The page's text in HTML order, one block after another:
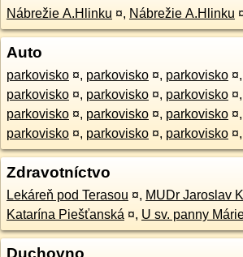
Nábrežie A.Hlinku ¤, Nábrežie A.Hlinku
Auto
parkovisko ¤, parkovisko ¤, parkovisko ¤,
parkovisko ¤, parkovisko ¤, parkovisko ¤,
parkovisko ¤, parkovisko ¤, parkovisko ¤,
parkovisko ¤, parkovisko ¤, parkovisko ¤,
Zdravotníctvo
Lekáreň pod Terasou ¤, MUDr Jaroslav
Katarína Piešťanská ¤, U sv. panny
Duchovno